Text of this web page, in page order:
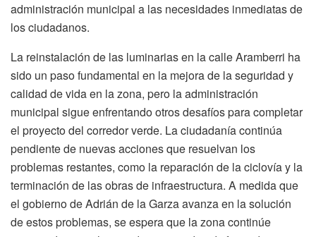
administración municipal a las necesidades inmediatas de
los ciudadanos.
La reinstalación de las luminarias en la calle Aramberri ha
sido un paso fundamental en la mejora de la seguridad y
calidad de vida en la zona, pero la administración
municipal sigue enfrentando otros desafíos para completar
el proyecto del corredor verde. La ciudadanía continúa
pendiente de nuevas acciones que resuelvan los
problemas restantes, como la reparación de la ciclovía y la
terminación de las obras de infraestructura. A medida que
el gobierno de Adrián de la Garza avanza en la solución
de estos problemas, se espera que la zona continúe